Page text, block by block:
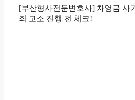
[부산형사전문변호사] 차영금 사기
죄 고소 진행 전 체크!